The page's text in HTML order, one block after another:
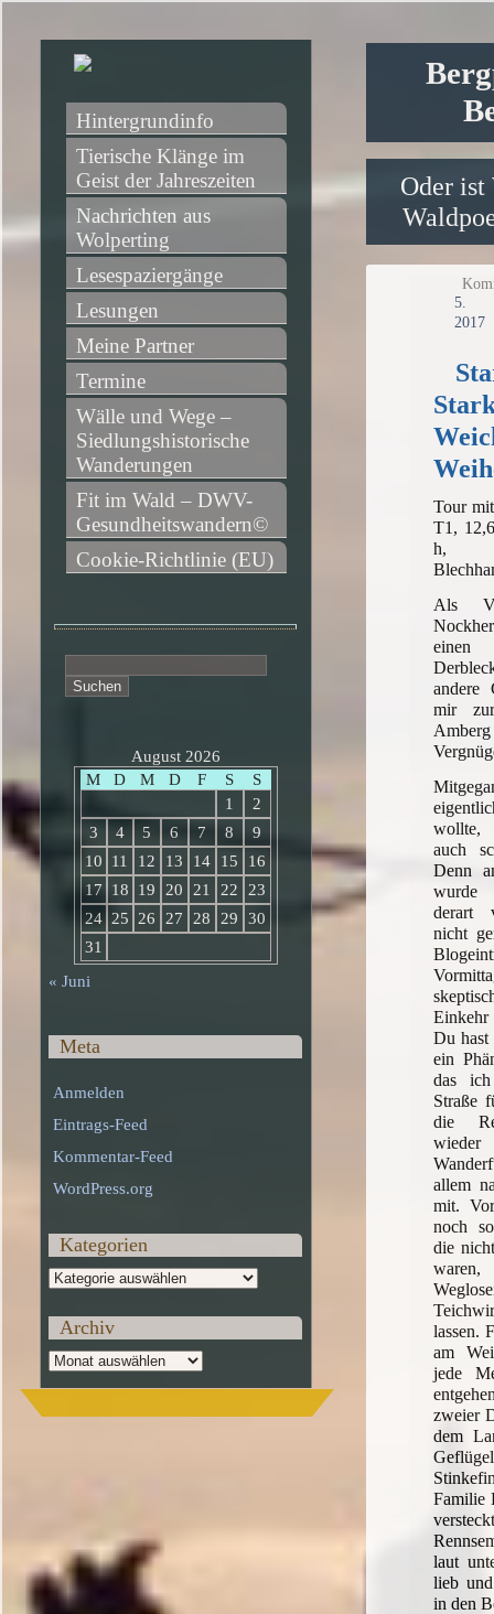
Oder ist
2017
Tour
T1,
h,
Als
andere
mir
wollte,
auch
Denn
wurde
derart
nicht
Du hast
ein
das
Straße
die
wieder
allem
mit.
noch
die
lassen.
am
jede
zweier
dem
Familie
laut
lieb
in den
Hintergrundinfo
Tierische Klänge im
Geist der Jahreszeiten
Nachrichten aus
Wolperting
Lesespaziergänge
Lesungen
Meine Partner
Termine
Wälle und Wege –
Siedlungshistorische
Wanderungen
Fit im Wald – DWV-
Gesundheitswandern©
Cookie-Richtlinie (EU)
nach:
August 2026
M
D M D F S
S
1
2
3
4 5 6 7 8
9
10
11 12 13 14 15
16
17 18 19 20 21 22
23
24 25 26 27 28 29
30
31
« Juni
Meta
Anmelden
Eintrags-Feed
Kommentar-Feed
WordPress.org
Kategorien
Kategorien
Archiv
Archiv